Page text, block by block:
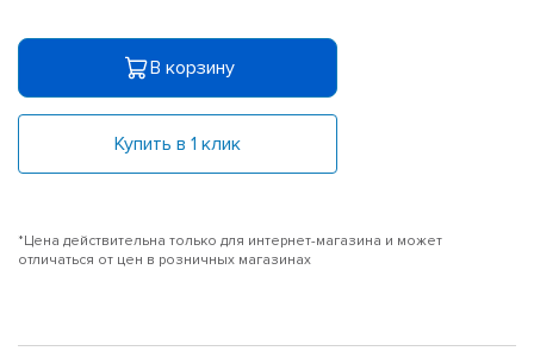
В корзину
Купить в 1 клик
*Цена действительна только для интернет-магазина и может
отличаться от цен в розничных магазинах